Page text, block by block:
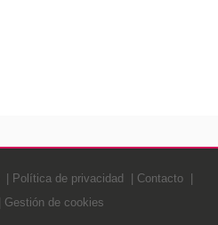
Política de privacidad
Contacto
Gestión de cookies